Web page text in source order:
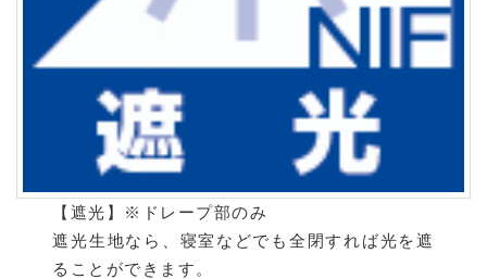
【遮光】※ドレープ部のみ
遮光生地なら、寝室などでも全閉すれば光を遮
ることができます。